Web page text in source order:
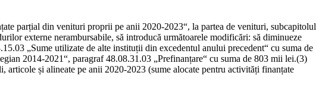
parțial din venituri proprii pe anii 2020-2023“, la partea de venituri, subcapitolul
externe nerambursabile, să introducă următoarele modificări: să diminueze
„Sume utilizate de alte instituții din excedentul anului precedent“ cu suma de
2014-2021“, paragraf 48.08.31.03 „Prefinanțare“ cu suma de 803 mii lei.(3)
și alineate pe anii 2020-2023 (sume alocate pentru activități finanțate